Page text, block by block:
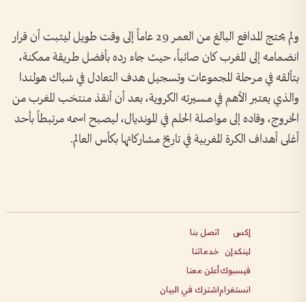
ولم يحتج المدافع البالغ من العمر 29 عاماً إلى وقت طويل ليثبت أن قرار
انضمامه إلى المغرب كان صائباً، حيث جاء رده بأفضل طريقة ممكنة،
بتألقه في مرحلة المجموعات وتسجيل هدف التعادل في شباك هولندا
والذي يعتبر الأهم في مسيرته الكروية، بعد أن أنقذ منتخب المغرب من
الخروج، وقاده إلى مواصلة الحلم في المونديال، ليصبح اسمه مرتبطاً بأحد
أغلى أهداف الكرة المغربية في تاريخ مشاركاتها بكأس العالم.
إكس
لينكدإن
فيسبوك
انستغرام
اتصل بنا
خدماتنا
أعلن معنا
اشترك في البيان